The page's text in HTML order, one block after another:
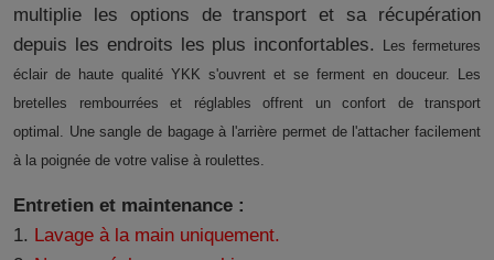
multiplie les options de transport et sa récupération
depuis les endroits les plus inconfortables.
Les fermetures
éclair de haute qualité YKK s'ouvrent et se ferment en douceur. Les
bretelles rembourrées et réglables offrent un confort de transport
optimal. Une sangle de bagage à l'arrière permet de l'attacher facilement
à la poignée de votre valise à roulettes.
Entretien et maintenance :
1. Lavage à la main uniquement.